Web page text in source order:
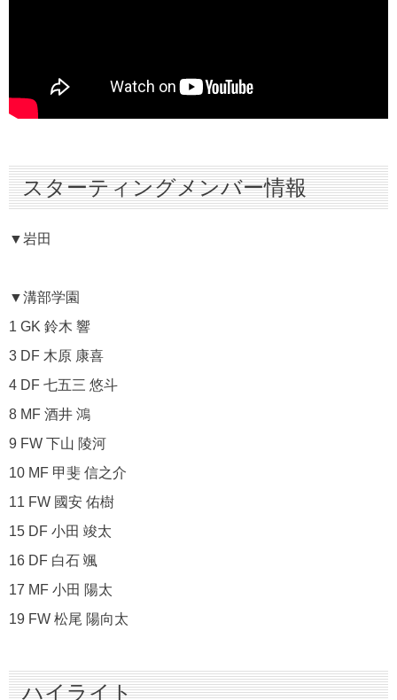
スターティングメンバー情報
▼岩田
▼溝部学園
1 GK 鈴木 響
3 DF 木原 康喜
4 DF 七五三 悠斗
8 MF 酒井 鴻
9 FW 下山 陵河
10 MF 甲斐 信之介
11 FW 國安 佑樹
15 DF 小田 竣太
16 DF 白石 颯
17 MF 小田 陽太
19 FW 松尾 陽向太
ハイライト